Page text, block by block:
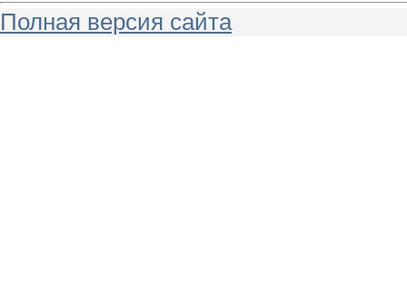
Полная версия сайта